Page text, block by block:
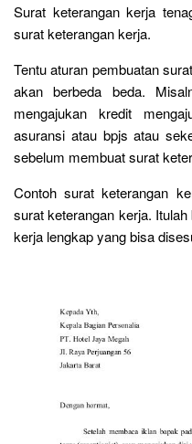
Surat keterangan kerja
surat keterangan kerja.
Tentu aturan pembuatan
akan berbeda beda.
mengajukan kredit
asuransi atau bpjs atau
sebelum membuat surat
Contoh surat keterangan
surat keterangan kerja.
kerja lengkap yang bisa